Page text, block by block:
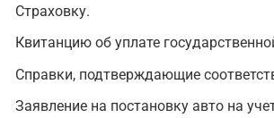
Страховку.
Квитанцию об уплате
Справки, подтверждающие
Заявление на постановку авто на